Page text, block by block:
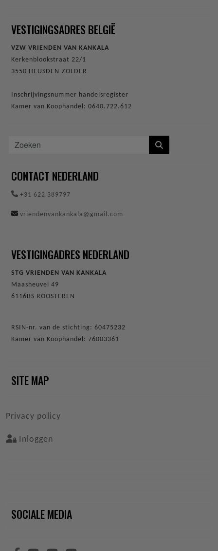
VESTIGINGSADRES BELGIË
VZW VRIENDEN VAN KANKALA
Kerkenblookstraat 22/1
3550 HEUSDEN-ZOLDER
Inschrijvingsnummer handelsregister
Kamer van Koophandel: 0640.722.612
CONTACT NEDERLAND
+31 622 389797
vriendenvankankala@gmail.com
VESTIGINGADRES NEDERLAND
STG VRIENDEN VAN KANKALA
Maasheuvel 49
6116BS ROOSTEREN
RSIN-nr. van de stichting: 60475232
Kamer van Koophandel: 76003361
SITE MAP
VOET
Privacy policy
Inloggen
SOCIALE MEDIA